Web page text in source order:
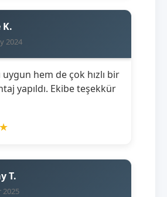
K.
2024
uygun hem de çok hızlı bir
yapıldı. Ekibe teşekkür
★
T.
2025